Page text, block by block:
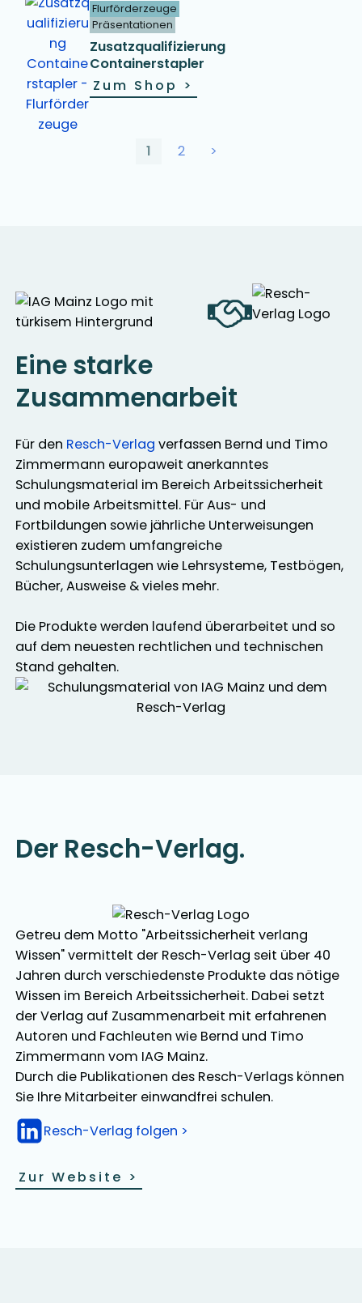
Flurförderzeuge
Präsentationen
Zusatzqualifizierung
Containerstapler
Zum Shop >
1 2 >
Eine starke
Zusammenarbeit
Für den Resch-Verlag verfassen Bernd und Timo
Zimmermann europaweit anerkanntes
Schulungsmaterial im Bereich Arbeitssicherheit
und mobile Arbeitsmittel. Für Aus- und
Fortbildungen sowie jährliche Unterweisungen
existieren zudem umfangreiche
Schulungsunterlagen wie Lehrsysteme, Testbögen,
Bücher, Ausweise & vieles mehr.
Die Produkte werden laufend überarbeitet und so
auf dem neuesten rechtlichen und technischen
Stand gehalten.
Der Resch-Verlag.
Getreu dem Motto "Arbeitssicherheit verlang
Wissen" vermittelt der Resch-Verlag seit über 40
Jahren durch verschiedenste Produkte das nötige
Wissen im Bereich Arbeitssicherheit. Dabei setzt
der Verlag auf Zusammenarbeit mit erfahrenen
Autoren und Fachleuten wie Bernd und Timo
Zimmermann vom IAG Mainz.
Durch die Publikationen des Resch-Verlags können
Sie Ihre Mitarbeiter einwandfrei schulen.
Resch-Verlag folgen >
Zur Website >